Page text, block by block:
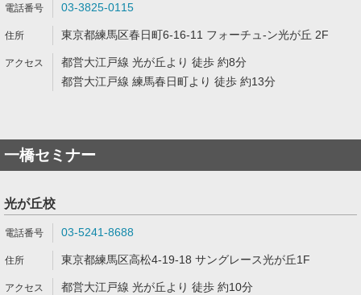
03-3825-0115
東京都練馬区春日町6-16-11 フォーチュ-ン光が丘 2F
都営大江戸線 光が丘より 徒歩 約8分
都営大江戸線 練馬春日町より 徒歩 約13分
一橋セミナー
光が丘校
03-5241-8688
東京都練馬区高松4-19-18 サングレース光が丘1F
都営大江戸線 光が丘より 徒歩 約10分